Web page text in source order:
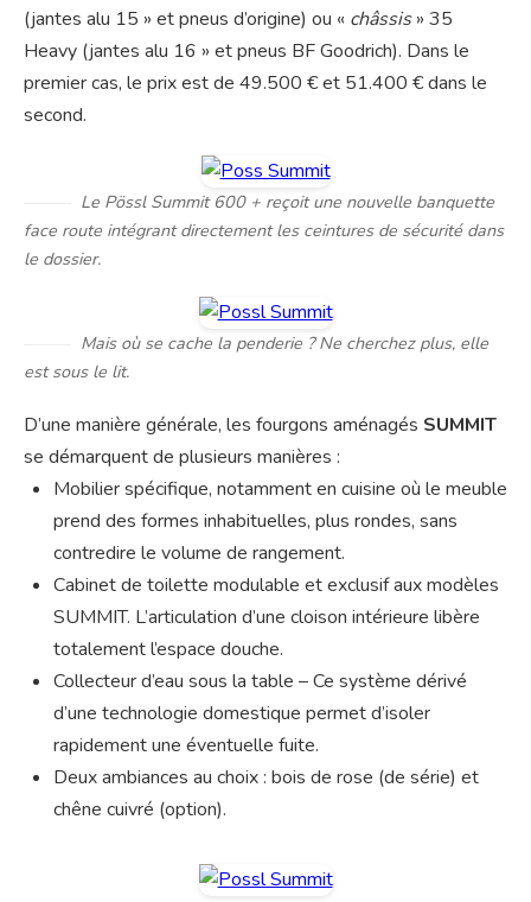
(jantes alu 15 » et pneus d’origine) ou « châssis» 35
Heavy (jantes alu 16 » et pneus BF Goodrich). Dans le
premier cas, le prix est de 49.500 € et 51.400 € dans le
second.
Le Pössl Summit 600 + reçoit une nouvelle banquette
face route intégrant directement les ceintures de sécurité dans
le dossier.
Mais où se cache la penderie ? Ne cherchez plus, elle
est sous le lit.
D’une manière générale, les fourgons aménagés SUMMIT
se démarquent de plusieurs manières :
Mobilier spécifique, notamment en cuisine où le meuble
prend des formes inhabituelles, plus rondes, sans
contredire le volume de rangement.
Cabinet de toilette modulable et exclusif aux modèles
SUMMIT. L’articulation d’une cloison intérieure libère
totalement l’espace douche.
Collecteur d’eau sous la table – Ce système dérivé
d’une technologie domestique permet d’isoler
rapidement une éventuelle fuite.
Deux ambiances au choix : bois de rose (de série) et
chêne cuivré (option).